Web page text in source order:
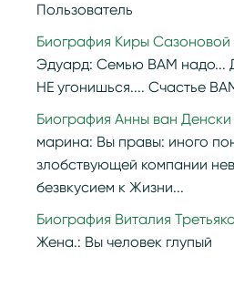
Пользователь
Биография Киры Сазоновой
Эдуард: Семью ВАМ надо...
НЕ угонишься.... Счастье
Биография Анны ван Денски
марина: Вы правы: иного
злобствующей компании
безвкусием к Жизни...
Биография Виталия
Жена.: Вы человек глупый